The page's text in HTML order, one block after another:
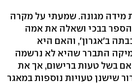
מידה מגונה. שמעתי על מקרה
בבכי ושאלה את אמה
ב'אגרון', והאם היא
התברר שהיא לא נרשמה
בשל טעות ברישום, אך את
שישנן טעויות נוספות במאגר